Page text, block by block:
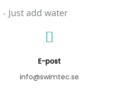
E-post
info@swimtec.se